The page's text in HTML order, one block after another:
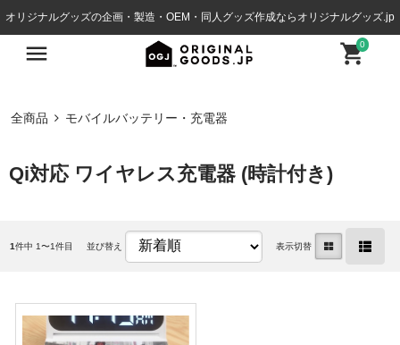
オリジナルグッズの企画・製造・OEM・同人グッズ作成ならオリジナルグッズ.jp
0
全商品 モバイルバッテリー・充電器
Qi対応 ワイヤレス充電器 (時計付き)
1件中 1〜1件目 並び替え 表示切替